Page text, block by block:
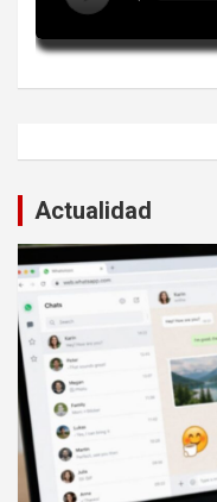
Actualidad